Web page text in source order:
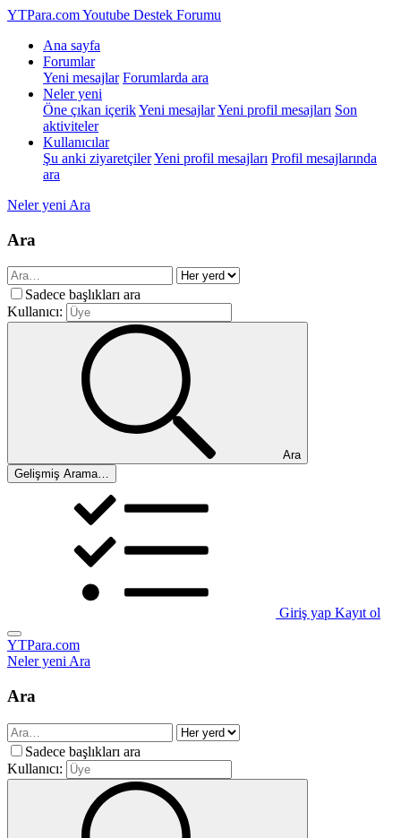
YTPara.comYoutube Destek Forumu
Ana sayfa
Forumlar
Yeni mesajlar Forumlarda ara
Neler yeni
Öne çıkan içerikYeni mesajlarYeni profil mesajları Son
aktiviteler
Kullanıcılar
Şu anki ziyaretçilerYeni profil mesajları Profil mesajlarında
ara
Neler yeni Ara
Ara
Sadece başlıkları ara
Kullanıcı:
Ara
Gelişmiş Arama…
Giriş yap Kayıt ol
YTPara.com
Neler yeniAra
Ara
Sadece başlıkları ara
Kullanıcı: